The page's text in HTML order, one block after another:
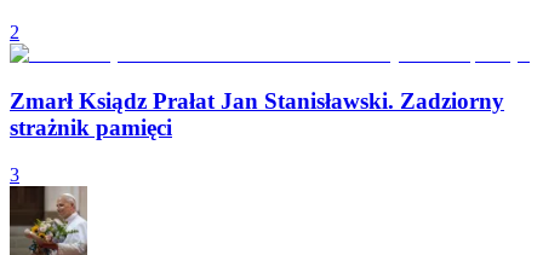
2
Zmarł Ksiądz Prałat Jan Stanisławski. Zadziorny
strażnik pamięci
3